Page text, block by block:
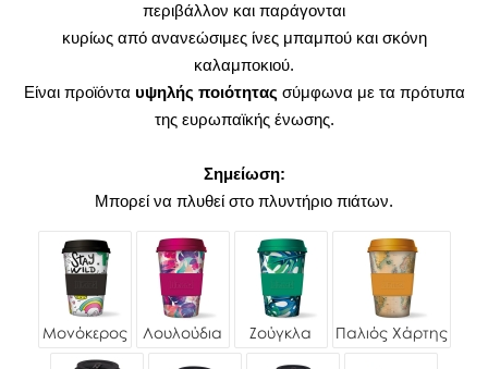
περιβάλλον και παράγονται
κυρίως από ανανεώσιμες ίνες μπαμπού και σκόνη
καλαμποκιού.
Είναι προϊόντα υψηλής ποιότητας σύμφωνα με τα πρότυπα
της ευρωπαϊκής ένωσης.
Σημείωση:
Μπορεί να πλυθεί στο πλυντήριο πιάτων.
Μονόκερος Λουλούδια Ζούγκλα Παλιός Χάρτης